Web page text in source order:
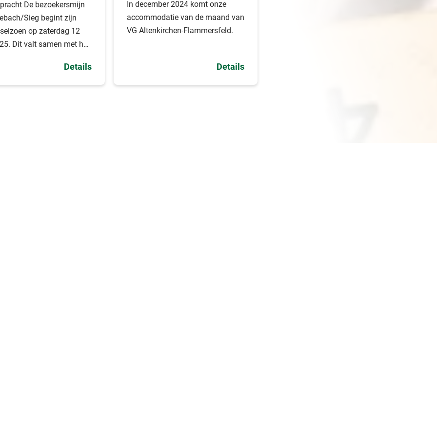
mee, wat betekent dat
in de drie districten SI,
een route van ongeveer
tot hun beschikking
Sieg begint zijn
op zaterdag 12
Dit valt samen met het
Details
In december 2024 komt onze
accommodatie van de maand van
VG Altenkirchen-Flammersfeld.
Details